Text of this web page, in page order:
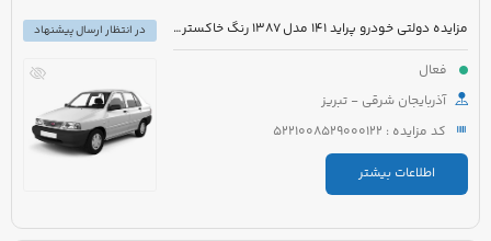
مزایده دولتی خودرو پراید 141 مدل 1387 رنگ خاکستری متالیک
فعال
آذربایجان شرقی - تبریز
کد مزایده : 5221008529000122
اطلاعات بیشتر
در انتظار ارسال پیشنهاد